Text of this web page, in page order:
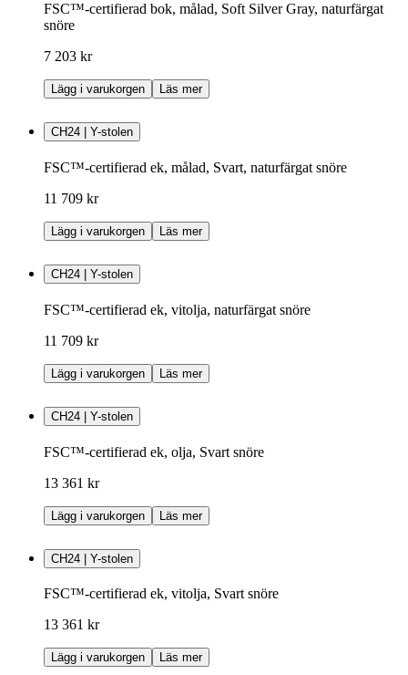
FSC™-certifierad bok, målad, Soft Silver Gray, naturfärgat
snöre
7 203 kr
Lägg i varukorgen Läs mer
CH24 | Y-stolen
FSC™-certifierad ek, målad, Svart, naturfärgat snöre
11 709 kr
Lägg i varukorgen Läs mer
CH24 | Y-stolen
FSC™-certifierad ek, vitolja, naturfärgat snöre
11 709 kr
Lägg i varukorgen Läs mer
CH24 | Y-stolen
FSC™-certifierad ek, olja, Svart snöre
13 361 kr
Lägg i varukorgen Läs mer
CH24 | Y-stolen
FSC™-certifierad ek, vitolja, Svart snöre
13 361 kr
Lägg i varukorgen Läs mer